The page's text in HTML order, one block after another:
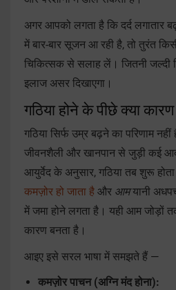
अगर आपको लगता है कि दर्द लगातार
में बार-बार सूजन आ रही है, तो तुरंत
चिकित्सक से सलाह लें। जितनी जल्दी
इलाज असर दिखाएगा।
गठिया होने के पीछे क्या
गठिया सिर्फ उम्र बढ़ने का परिणाम
जीवनशैली और खानपान से जुड़ी कई
आयुर्वेद के अनुसार, गठिया तब शुरू
कमज़ोर हो जाता है और आमयानी
में जमा होने लगता है। यही आम जोड़ों
कारण बनता है।
आइए इसे सरल भाषा में समझते हैं —
कमज़ोर पाचन (अग्नि मंद होना):